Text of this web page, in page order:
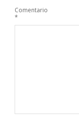
Comentario
*